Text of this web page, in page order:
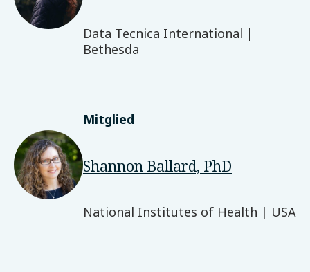
Data Tecnica International |
Bethesda
Mitglied
Shannon Ballard, PhD
National Institutes of Health | USA